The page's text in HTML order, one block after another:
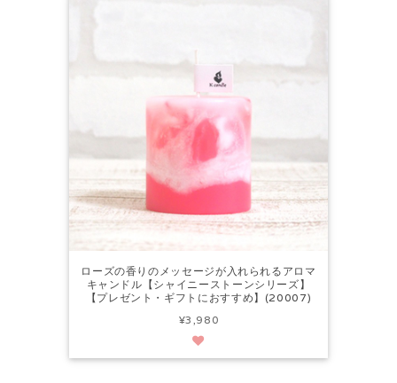
ローズの香りのメッセージが入れられるアロマ
キャンドル【シャイニーストーンシリーズ】
【プレゼント・ギフトにおすすめ】(20007)
¥3,980